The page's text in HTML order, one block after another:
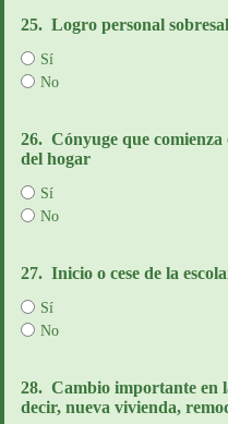
25. Logro personal
Sí
No
26. Cónyuge que
del hogar
Sí
No
27. Inicio o cese de la
Sí
No
28. Cambio importante en
decir, nueva vivienda,